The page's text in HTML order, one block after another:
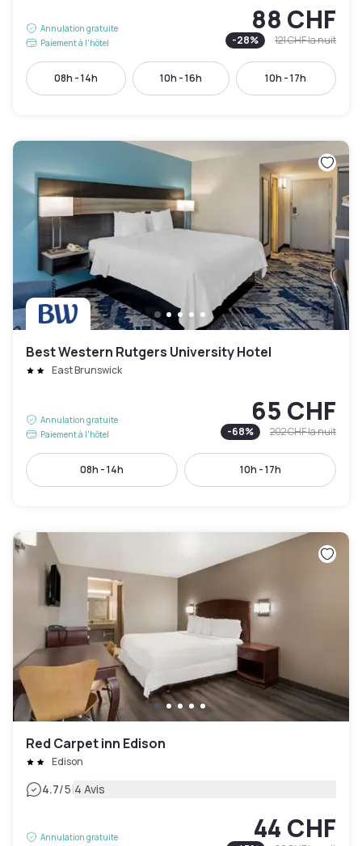
Annulation gratuite
Paiement à l'hôtel
88 CHF
-28% 121 CHFla nuit
08h - 14h 10h - 16h 10h - 17h
Best Western Rutgers University Hotel
East Brunswick
Annulation gratuite
Paiement à l'hôtel
65 CHF
-68% 202 CHFla nuit
08h - 14h 10h - 17h
Red Carpet inn Edison
Edison
4.7/5|4 Avis
Annulation gratuite 44 CHF